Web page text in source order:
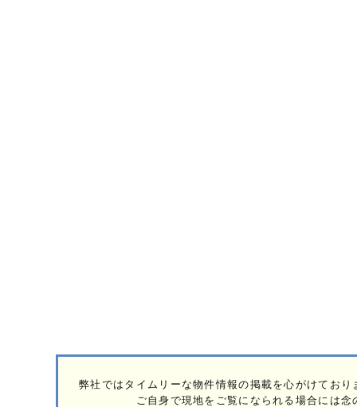
弊社ではタイムリーな物件情報の掲載を心がけてお
ご自身で現地をご覧になられる場合には